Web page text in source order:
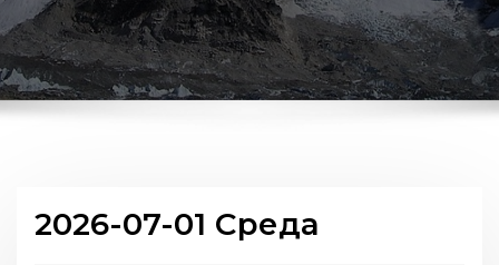
2026-07-01 Среда